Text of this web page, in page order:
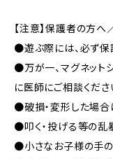
【注意】保護者の方
●遊ぶ際には、必ず保
●万が一、マグネット
に医師にご相談くださ
●破損・変形した場合
●叩く・投げる等の乱
●小さなお子様の手の